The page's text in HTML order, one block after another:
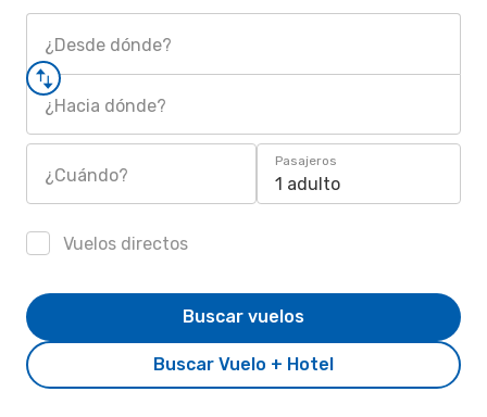
¿Desde dónde?
¿Hacia dónde?
¿Cuándo?
Pasajeros
1 adulto
Vuelos directos
Buscar Vuelo + Hotel
Buscar vuelos